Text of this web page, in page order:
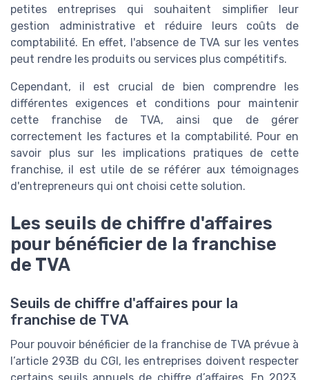
petites entreprises qui souhaitent simplifier leur
gestion administrative et réduire leurs coûts de
comptabilité. En effet, l'absence de TVA sur les ventes
peut rendre les produits ou services plus compétitifs.
Cependant, il est crucial de bien comprendre les
différentes exigences et conditions pour maintenir
cette franchise de TVA, ainsi que de gérer
correctement les factures et la comptabilité. Pour en
savoir plus sur les implications pratiques de cette
franchise, il est utile de se référer aux témoignages
d'entrepreneurs qui ont choisi cette solution.
Les seuils de chiffre d'affaires
pour bénéficier de la franchise
de TVA
Seuils de chiffre d'affaires pour la
franchise de TVA
Pour pouvoir bénéficier de la franchise de TVA prévue à
l’article 293B du CGI, les entreprises doivent respecter